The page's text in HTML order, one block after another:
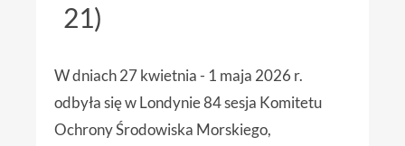
21)
W dniach 27 kwietnia - 1 maja 2026 r.
odbyła się w Londynie 84 sesja Komitetu
Ochrony Środowiska Morskiego,